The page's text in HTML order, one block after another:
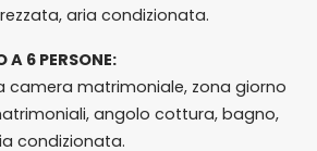
aria condizionata.
A 6 PERSONE:
matrimoniale, zona giorno
angolo cottura, bagno,
condizionata.